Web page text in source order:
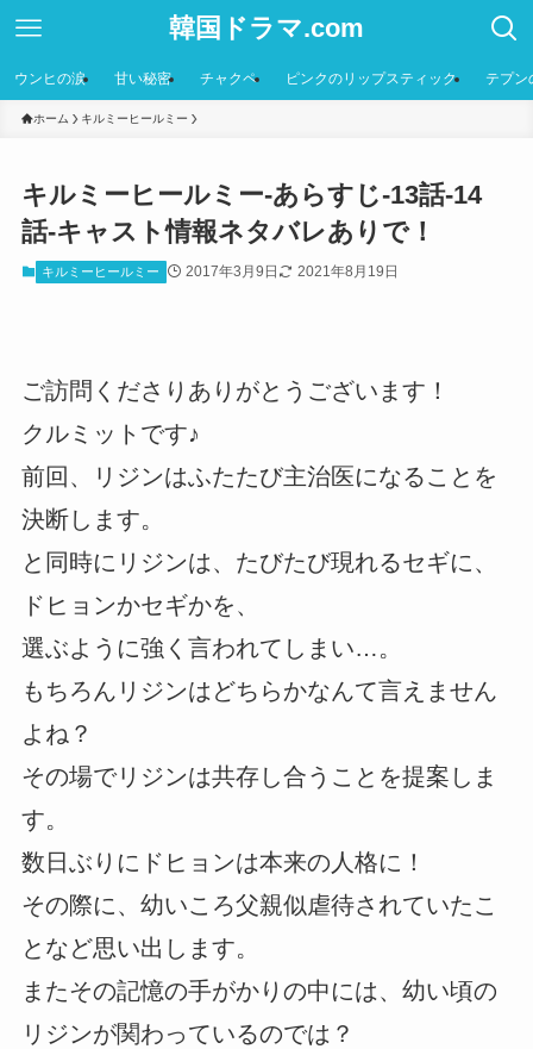
韓国ドラマ.com
ウンヒの涙 甘い秘密 チャクペ ピンクのリップスティック テプン
ホーム キルミーヒールミー
キルミーヒールミー-あらすじ-13話-14
話-キャスト情報ネタバレありで！
キルミーヒールミー 2017年3月9日 2021年8月19日
ご訪問くださりありがとうございます！
クルミットです♪
前回、リジンはふたたび主治医になることを
決断します。
と同時にリジンは、たびたび現れるセギに、
ドヒョンかセギかを、
選ぶように強く言われてしまい…。
もちろんリジンはどちらかなんて言えません
よね？
その場でリジンは共存し合うことを提案しま
す。
数日ぶりにドヒョンは本来の人格に！
その際に、幼いころ父親似虐待されていたこ
となど思い出します。
またその記憶の手がかりの中には、幼い頃の
リジンが関わっているのでは？